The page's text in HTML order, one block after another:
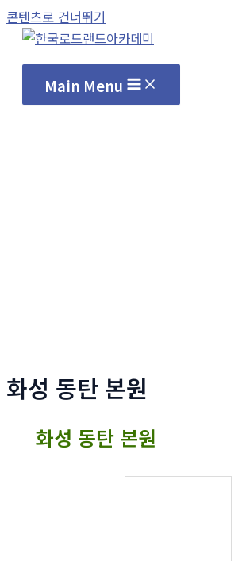
콘텐츠로 건너뛰기
Main Menu
화성 동탄 본원
화성 동탄 본원